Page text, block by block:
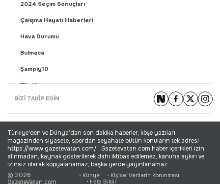
2024 Seçim Sonuçları
Çalışma Hayatı Haberleri
Hava Durumu
Bulmaca
Şampiy10
Fikstür
Puan Durumu
Yaşam Haberleri
Ekonomi Haberleri
Dünya Haberleri
BİZİ TAKİP EDİN
Türkiye'den ve Dünya’dan son dakika haberler, köşe yazıları,
magazinden siyasete, spordan seyahate bütün konuların tek adresi
https://www.gazetevatan.com/ ; Gazetevatan.com haber içerikleri izin
alınmadan, kaynak gösterilerek dahi iktibas edilemez, kanuna aykırı ve
izinsiz olarak kopyalanamaz, başka yerde yayınlanamaz.
© 2026
GazeteVatan.com
• Künye
• Kişisel Verilerin Korunması
• Hata Bildir